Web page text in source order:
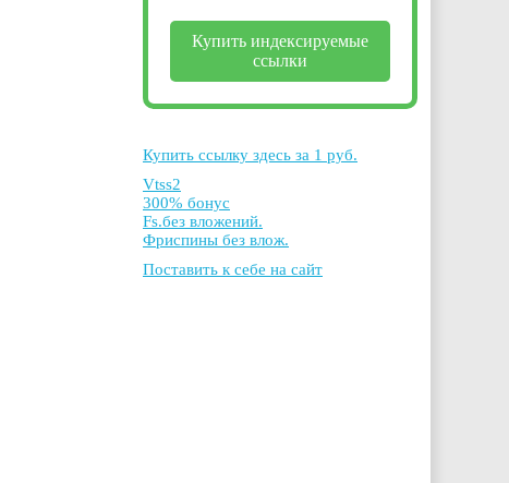
Купить индексируемые
ссылки
Купить ссылку здесь за 1 руб.
Vtss2
300% бонус
Fs.без вложений.
Фриспины без влож.
Поставить к себе на сайт